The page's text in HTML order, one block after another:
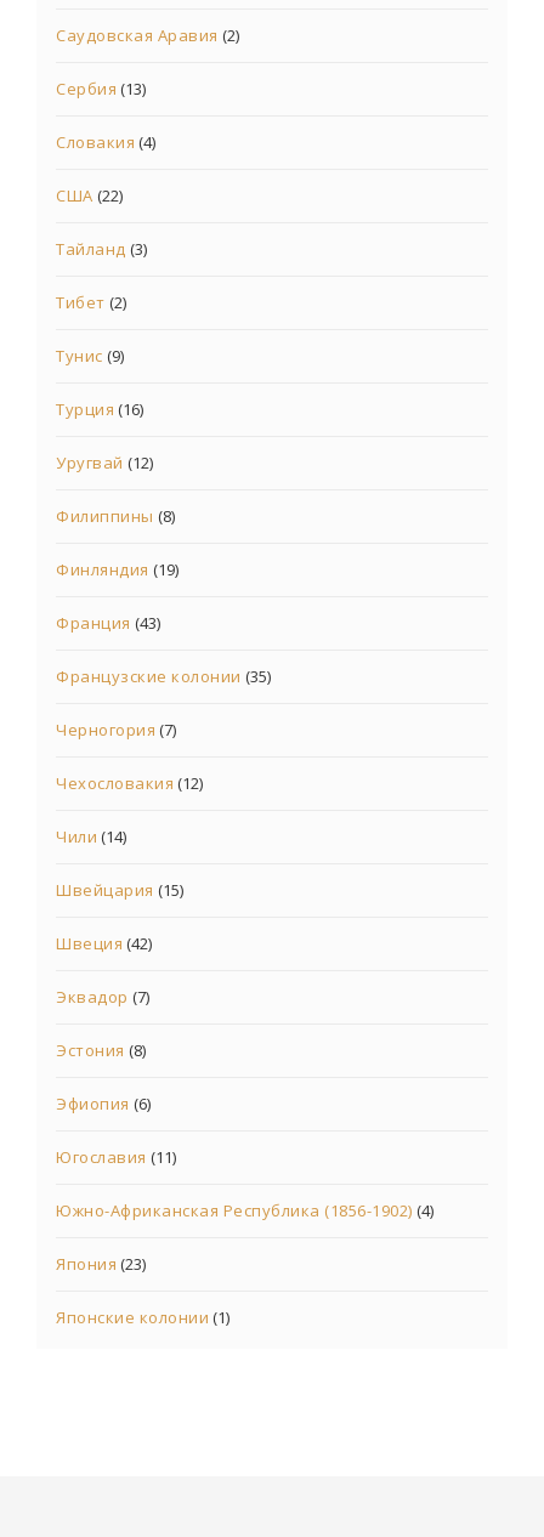
Саудовская Аравия (2)
Сербия (13)
Словакия (4)
США (22)
Тайланд (3)
Тибет (2)
Тунис (9)
Турция (16)
Уругвай (12)
Филиппины (8)
Финляндия (19)
Франция (43)
Французские колонии (35)
Черногория (7)
Чехословакия (12)
Чили (14)
Швейцария (15)
Швеция (42)
Эквадор (7)
Эстония (8)
Эфиопия (6)
Югославия (11)
Южно-Африканская Республика (1856-1902) (4)
Япония (23)
Японские колонии (1)